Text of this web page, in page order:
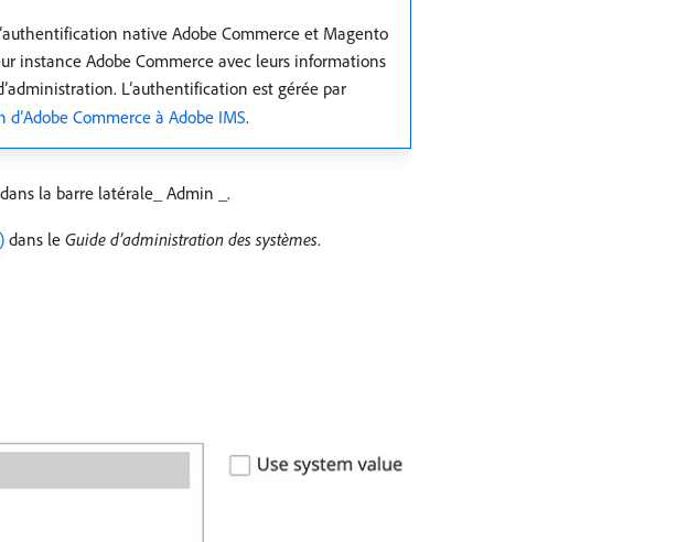
native Adobe Commerce et Magento
instance Adobe Commerce avec leurs informations
L’authentification est gérée par
d’Adobe Commerce à Adobe IMS.
​dans la barre latérale_ Admin _.
dans le Guide d’administration des systèmes.